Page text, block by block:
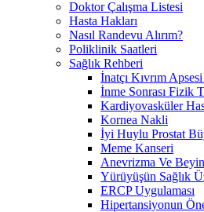
Doktor Çalışma Listesi
Hasta Hakları
Nasıl Randevu Alırım?
Poliklinik Saatleri
Sağlık Rehberi
İnatçı Kıvrım
İnme Sonrası Fizik
Kardiyovasküler
Kornea Nakli
İyi Huylu Prostat
Meme Kanseri
Anevrizma Ve
Yürüyüşün Sağlık
ERCP Uygulaması
Hipertansiyonun